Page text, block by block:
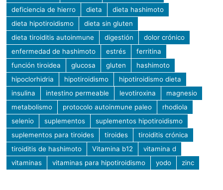
deficiencia de hierro
dieta
dieta hashimoto
dieta hipotiroidismo
dieta sin gluten
dieta tiroiditis autoinmune
digestión
dolor crónico
enfermedad de hashimoto
estrés
ferritina
función tiroidea
glucosa gluten
hashimoto
hipoclorhidria
hipotiroidismo
hipotiroidismo dieta
insulina
intestino permeable levotiroxina
magnesio
metabolismo
protocolo autoinmune paleo
rhodiola
selenio
suplementos
suplementos hipotiroidismo
suplementos para tiroides
tiroides
tiroiditis crónica
tiroiditis de hashimoto
Vitamina b12
vitamina d
vitaminas
vitaminas para hipotiroidismo yodo zinc